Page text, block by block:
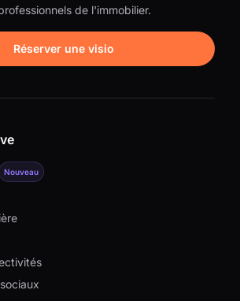
de l'immobilier.
Réserver une visio
Nouveau